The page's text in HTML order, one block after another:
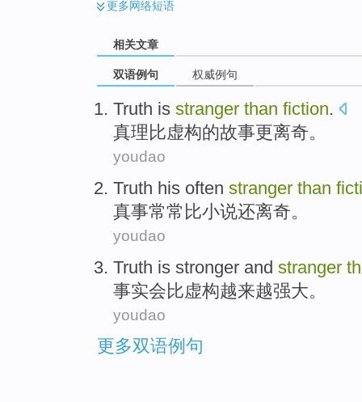
更多网络短语
相关文章
双语例句 权威例句
Truth is stranger than fiction.
真理 比虚构的故事更离奇。
youdao
Truth his often stranger than
真事常常 比小说还离奇。
youdao
Truth is stronger and stranger
事实会比虚构越来越强大。
youdao
更多双语例句